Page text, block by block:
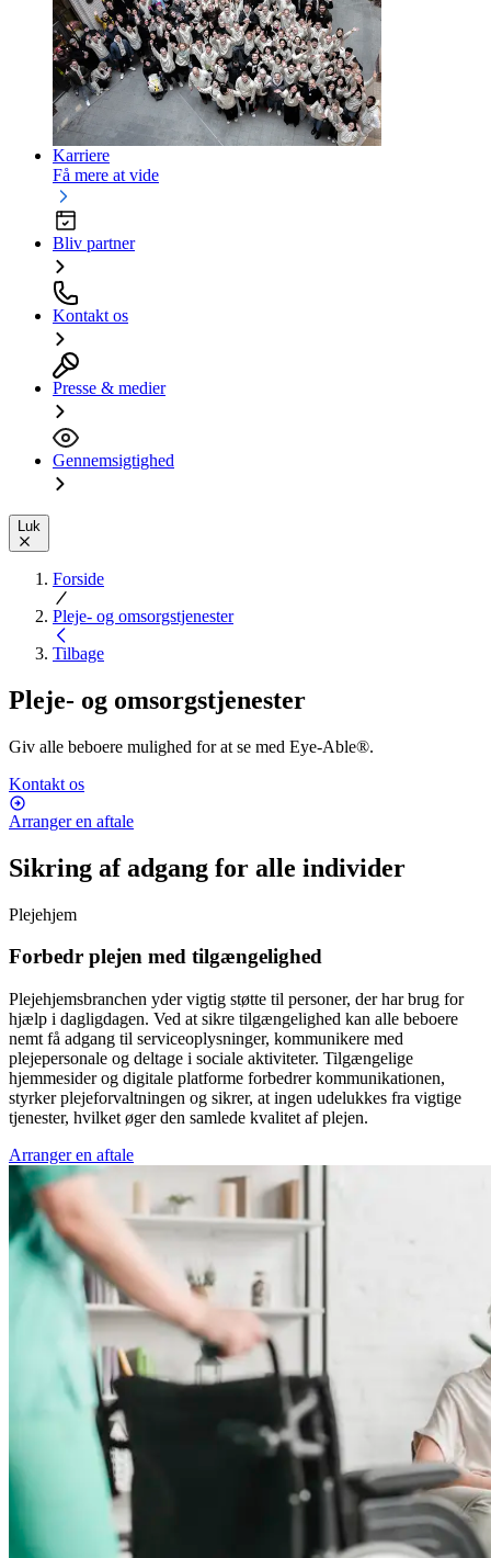
Karriere
Få mere at vide
Bliv partner
Kontakt os
Presse & medier
Gennemsigtighed
Luk
Forside
Pleje- og omsorgstjenester
Tilbage
Pleje- og omsorgstjenester
Giv alle beboere mulighed for at se med Eye-Able®.
Kontakt os
Arranger en aftale
Sikring af adgang for alle individer
Plejehjem
Forbedr plejen med tilgængelighed
Plejehjemsbranchen yder vigtig støtte til personer, der har brug for
hjælp i dagligdagen. Ved at sikre tilgængelighed kan alle beboere
nemt få adgang til serviceoplysninger, kommunikere med
plejepersonale og deltage i sociale aktiviteter. Tilgængelige
hjemmesider og digitale platforme forbedrer kommunikationen,
styrker plejeforvaltningen og sikrer, at ingen udelukkes fra vigtige
tjenester, hvilket øger den samlede kvalitet af plejen.
Arranger en aftale